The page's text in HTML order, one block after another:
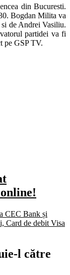
din Bucuresti.
Bogdan Milita va
de Andrei Vasiliu.
partidei va fi
pe GSP TV.
CEC Bank și
Card de debit Visa
l către